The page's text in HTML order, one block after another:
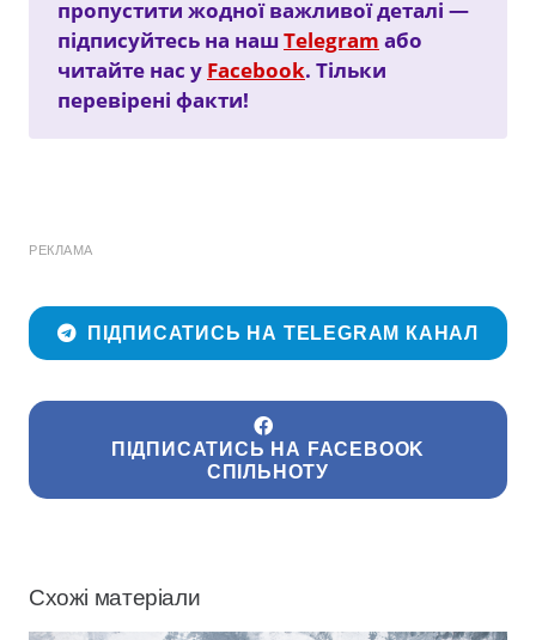
пропустити жодної важливої деталі —
підписуйтесь на нашTelegram або
читайте нас у Facebook. Тільки
перевірені факти!
РЕКЛАМА
ПІДПИСАТИСЬ НА TELEGRAM КАНАЛ
ПІДПИСАТИСЬ НА FACEBOOK
СПІЛЬНОТУ
Схожі матеріали